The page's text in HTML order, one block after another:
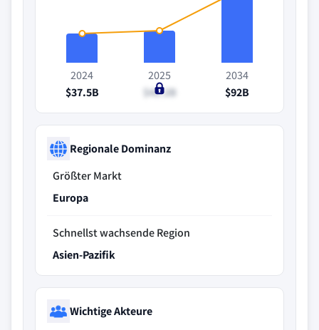
2024
$37.5B
2025
$41.2B
2034
$92B
Regionale Dominanz
Größter Markt
Europa
Schnellst wachsende Region
Asien-Pazifik
Wichtige Akteure